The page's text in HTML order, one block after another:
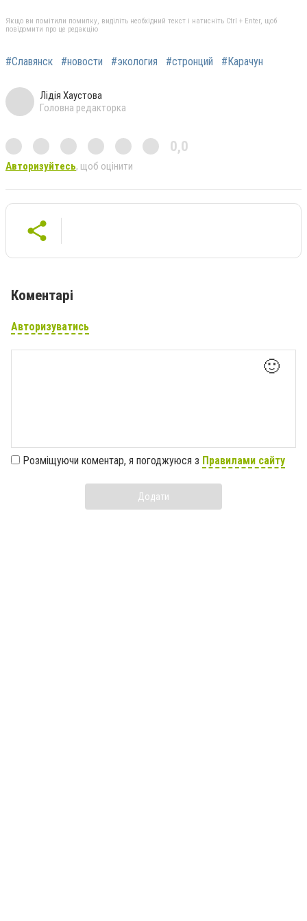
Якщо ви помітили помилку, виділіть необхідний текст і натисніть Ctrl + Enter, щоб
повідомити про це редакцію
#Славянск #новости #экология #стронций #Карачун
Лідія Хаустова
Головна редакторка
0,0
Авторизуйтесь, щоб оцінити
Коментарі
Авторизуватись
🙂
Розміщуючи коментар, я погоджуюся з Правилами сайту
Додати